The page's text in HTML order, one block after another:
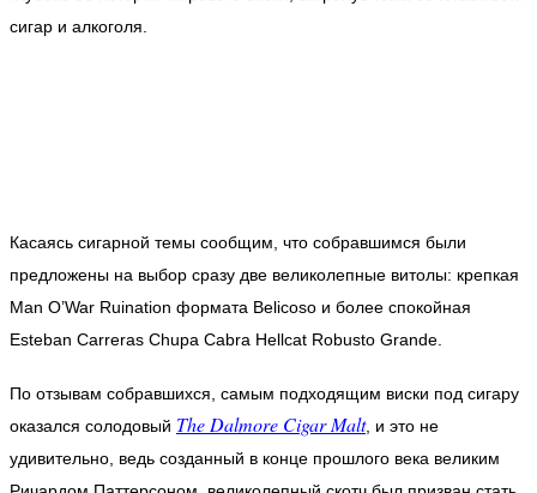
сигар и алкоголя.
Касаясь сигарной темы сообщим, что собравшимся были
предложены на выбор сразу две великолепные витолы: крепкая
Man O’War Ruination формата Belicoso и более спокойная
Esteban Carreras Chupa Cabra Hellcat Robusto Grande.
По отзывам собравшихся, самым подходящим виски под сигару
оказался солодовый The Dalmore Cigar Malt, и это не
удивительно, ведь созданный в конце прошлого века великим